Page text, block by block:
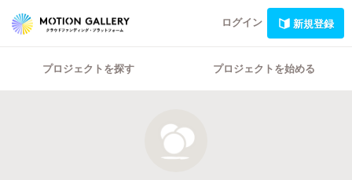
ログイン 新規登録
プロジェクトを探す プロジェクトを始める